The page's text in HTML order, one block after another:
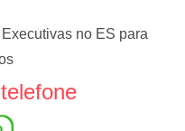
no ES para